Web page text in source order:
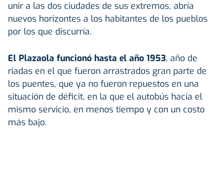
unir a las dos ciudades de sus extremos, abría
nuevos horizontes a los habitantes de los pueblos
por los que discurría.
El Plazaola funcionó hasta el año 1953, año de
riadas en el que fueron arrastrados gran parte de
los puentes, que ya no fueron repuestos en una
situación de déficit, en la que el autobús hacía el
mismo servicio, en menos tiempo y con un costo
más bajo.